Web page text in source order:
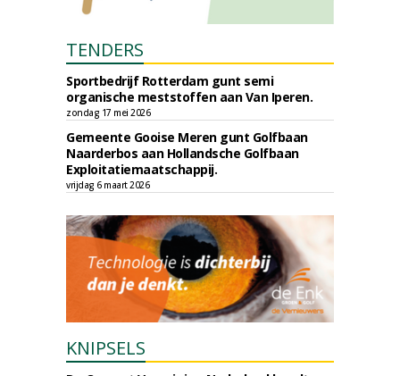
TENDERS
Sportbedrijf Rotterdam gunt semi
organische meststoffen aan Van Iperen.
zondag 17 mei 2026
Gemeente Gooise Meren gunt Golfbaan
Naarderbos aan Hollandsche Golfbaan
Exploitatiemaatschappij.
vrijdag 6 maart 2026
KNIPSELS